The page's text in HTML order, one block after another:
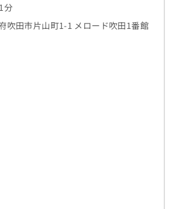
分
吹田市片山町1-1 メロード吹田1番館